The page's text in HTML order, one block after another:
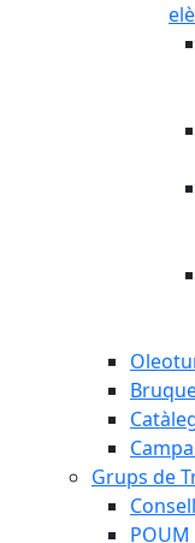
Grups de
POUM